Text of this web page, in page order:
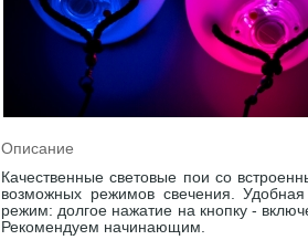
Описание
Качественные световые пои со
возможных режимов свечения.
режим: долгое нажатие на кнопку -
Рекомендуем начинающим.